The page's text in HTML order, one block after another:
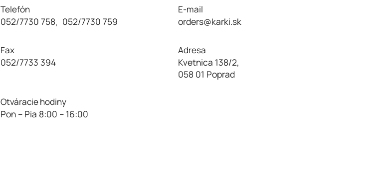
Telefón
052/7730 758, 052/7730 759
E-mail
orders@karki.sk
Fax
052/7733 394
Adresa
Kvetnica 138/2,
058 01 Poprad
Otváracie hodiny
Pon – Pia 8:00 – 16:00